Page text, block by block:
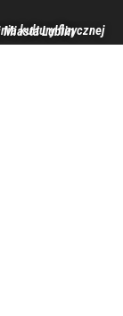
finansowej Miasta Lublin